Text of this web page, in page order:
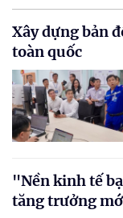
Xây dựng bản
toàn quốc
"Nền kinh tế
tăng trưởng